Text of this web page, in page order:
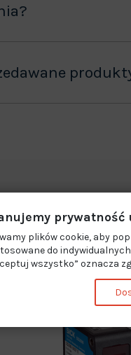
plików cookie, aby
do
wszystko” oznacza